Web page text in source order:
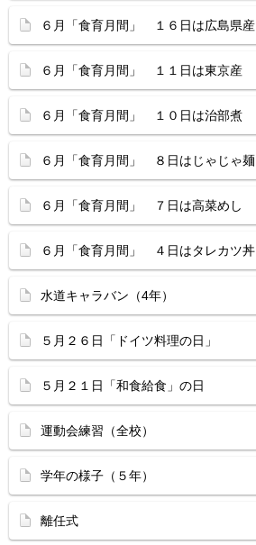
６月「食育月間」 １６日は広島県産
６月「食育月間」 １１日は東京産
６月「食育月間」 １０日は治部煮
６月「食育月間」 ８日はじゃじゃ麺
６月「食育月間」 ７日は高菜めし
６月「食育月間」 ４日はタレカツ丼
水道キャラバン（4年）
５月２６日「ドイツ料理の日」
５月２１日「和食給食」の日
運動会練習（全校）
学年の様子（５年）
離任式